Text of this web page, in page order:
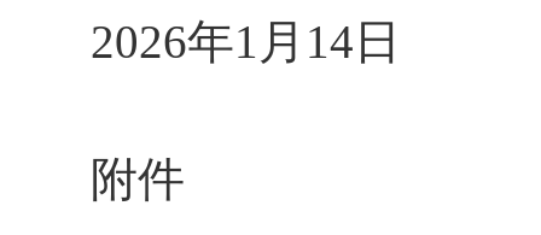
2026年1月14日
附件